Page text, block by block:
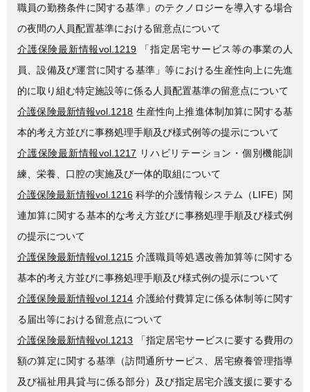
職員の勤務条件に関する基準」のテクノロジーを導入する場合
の夜間の人員配置基準における留意点について
介護保険最新情報vol.1219 「指定居宅サービス等の事業の人
員、設備及び運営に関する基準」等における生産性向上に先進
的に取り組む特定施設等に係る人員配置基準の留意点について
介護保険最新情報vol.1218 生産性向上推進体制加算に関する基
本的考え方並びに事務処理手順及び様式例等の提示について
介護保険最新情報vol.1217 リハビリテーション・個別機能訓
練、栄養、口腔の実施及び一体的取組について
介護保険最新情報vol.1216 科学的介護情報システム（LIFE）関
連加算に関する基本的な考え方並びに事務処理手順及び様式例
の提示について
介護保険最新情報vol.1215 介護職員等処遇改善加算等に関する
基本的考え方並びに事務処理手順及び様式例の提示について
介護保険最新情報vol.1214 介護給付費算定に係る体制等に関す
る届出等における留意点について
介護保険最新情報vol.1213 「指定居宅サービスに要する費用の
額の算定に関する基準（訪問通所サービス、居宅療養管理指導
及び福祉用具貸与に係る部分）及び指定居宅介護支援に要する